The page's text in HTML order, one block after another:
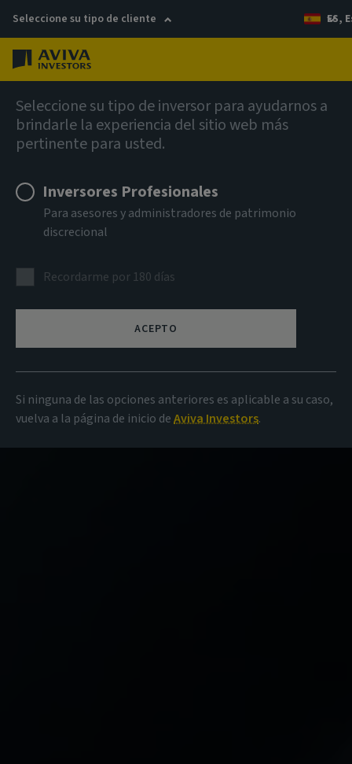
Seleccione su tipo de cliente ES,
Seleccione su tipo de inversor para ayudarnos a
brindarle la experiencia del sitio web más
pertinente para usted.
Inversores Profesionales
Para asesores y administradores de patrimonio
discrecional
Recordarme por 180 días
ACEPTO
Si ninguna de las opciones anteriores es aplicable a su caso,
vuelva a la página de inicio deAviva Investors.
AIQ Investment Thinking